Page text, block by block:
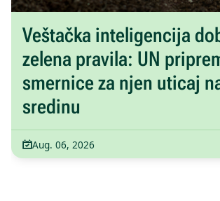
Veštačka inteligencija
zelena pravila: UN
smernice za njen uticaj
sredinu
Aug. 06, 2026